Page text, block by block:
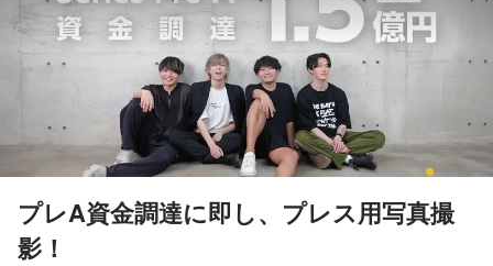
プレA資金調達に即し、プレス用写真撮
影！